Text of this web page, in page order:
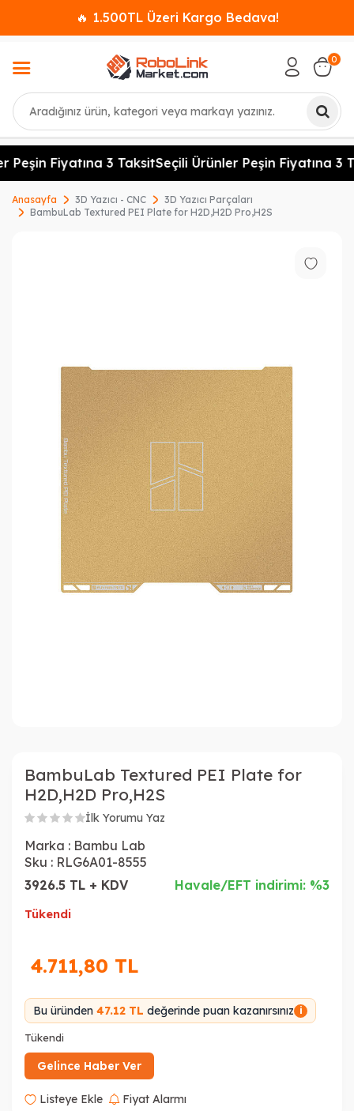
🔥 1.500TL Üzeri Kargo Bedava!
Ara
0
Peşin Fiyatına 3 TaksitSeçili Ürünler Peşin Fiyatına 3
Anasayfa 3D Yazıcı - CNC
3D Yazıcı Parçaları
BambuLab Textured PEI Plate for H2D,H2D Pro,H2S
BambuLab Textured PEI Plate for
H2D,H2D Pro,H2S
İlk Yorumu Yaz
Marka : Bambu Lab
Sku : RLG6A01-8555
3926.5 TL + KDV
Havale/EFT indirimi: %3
Tükendi
4.711,80 TL
Bu üründen 47.12 TL değerinde puan kazanırsınız i
Tükendi
Gelince Haber Ver
Listeye Ekle Fiyat Alarmı